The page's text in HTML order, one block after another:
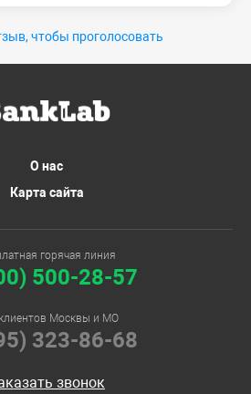
чтобы проголосовать
О нас
Карта сайта
горячая линия
500-28-57
Москвы и МО
323-86-68
звонок